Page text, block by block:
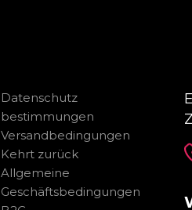
Datenschutz
bestimmungen
Versandbedingungen
Kehrt zurück
Allgemeine
Geschäftsbedingungen